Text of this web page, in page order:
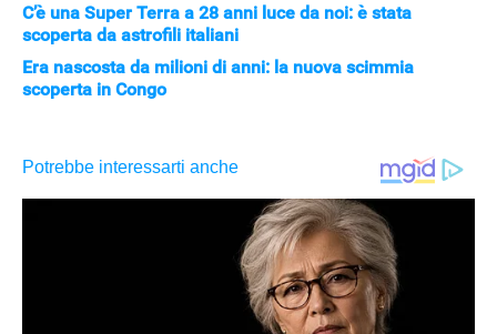
C’è una Super Terra a 28 anni luce da noi: è stata
scoperta da astrofili italiani
Era nascosta da milioni di anni: la nuova scimmia
scoperta in Congo